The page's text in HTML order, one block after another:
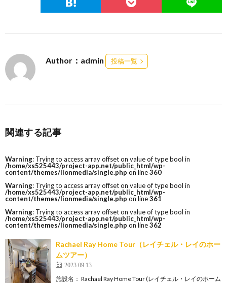
Author：admin 投稿一覧
関連する記事
Warning: Trying to access array offset on value of type bool in
/home/xs525443/project-app.net/public_html/wp-
content/themes/lionmedia/single.php on line360
Warning: Trying to access array offset on value of type bool in
/home/xs525443/project-app.net/public_html/wp-
content/themes/lionmedia/single.php on line361
Warning: Trying to access array offset on value of type bool in
/home/xs525443/project-app.net/public_html/wp-
content/themes/lionmedia/single.php on line362
Rachael Ray Home Tour（レイチェル・レイのホー
ムツアー）
2023.09.13
施設名： Rachael Ray Home Tour (レイチェル・レイのホーム